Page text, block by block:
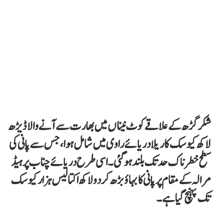
شکرگڑھ کے علاقے کوٹ نیناں میں بھارت سے آنے والا ڈیڑھ
لاکھ کیوسک کا ریلا دریائے راوی میں شامل ہوا، جس سے پانی کی
سطح خطرناک حد تک بلند ہوگئی۔ اسی طرح دریائے چناب پر ہیڈ
مرالہ کے مقام پر پانی کا بہاؤ بڑھ کر دو لاکھ اکتالیس ہزار کیوسک
تک پہنچ گیا ہے۔